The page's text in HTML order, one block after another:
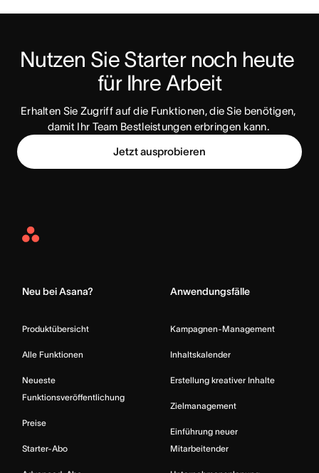
Nutzen Sie Starter noch heute
für Ihre Arbeit
Erhalten Sie Zugriff auf die Funktionen, die Sie benötigen,
damit Ihr Team Bestleistungen erbringen kann.
Jetzt ausprobieren
Asana
Neu bei Asana?
Produktübersicht
Alle Funktionen
Neueste
Funktionsveröffentlichung
Preise
Starter-Abo
Anwendungsfälle
Kampagnen-Management
Inhaltskalender
Erstellung kreativer Inhalte
Zielmanagement
Einführung neuer
Mitarbeitender